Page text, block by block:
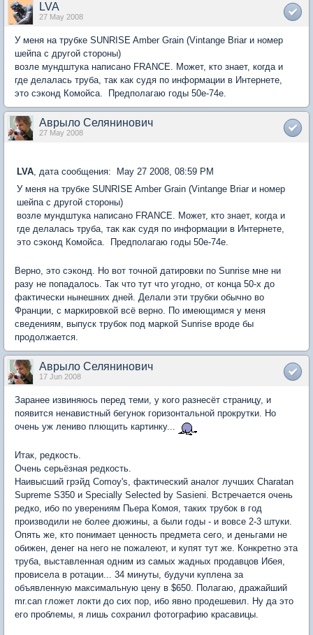
LVA
27 May 2008
У меня на трубке SUNRISE Amber Grain (Vintange Briar и номер
шейпа с другой стороны)
возле мундштука написано FRANCE. Может, кто знает, когда и
где делалась труба, так как судя по информации в Интернете,
это сэконд Комойса. Предполагаю годы 50е-74е.
Аврыло Селянинович
27 May 2008
LVA, дата сообщения: May 27 2008, 08:59 PM
У меня на трубке SUNRISE Amber Grain (Vintange Briar и номер
шейпа с другой стороны)
возле мундштука написано FRANCE. Может, кто знает, когда и
где делалась труба, так как судя по информации в Интернете,
это сэконд Комойса. Предполагаю годы 50е-74е.
Верно, это сэконд. Но вот точной датировки по Sunrise мне ни
разу не попадалось. Так что тут что угодно, от конца 50-х до
фактически нынешних дней. Делали эти трубки обычно во
Франции, с маркировкой всё верно. По имеющимся у меня
сведениям, выпуск трубок под маркой Sunrise вроде бы
продолжается.
Аврыло Селянинович
17 Jun 2008
Заранее извиняюсь перед теми, у кого разнесёт страницу, и
появится ненавистный бегунок горизонтальной прокрутки. Но
очень уж лениво плющить картинку...
Итак, редкость.
Очень серьёзная редкость.
Наивысший грэйд Comoy's, фактический аналог лучших Charatan
Supreme S350 и Specially Selected by Sasieni. Встречается очень
редко, ибо по уверениям Пьера Комоя, таких трубок в год
производили не более дюжины, а были годы - и вовсе 2-3 штуки.
Опять же, кто понимает ценность предмета сего, и деньгами не
обижен, денег на него не пожалеют, и купят тут же. Конкретно эта
труба, выставленная одним из самых жадных продавцов Ибея,
провисела в ротации... 34 минуты, будучи куплена за
объявленную максимальную цену в $650. Полагаю, дражайший
mr.can гложет локти до сих пор, ибо явно продешевил. Ну да это
его проблемы, я лишь сохранил фотографию красавицы.